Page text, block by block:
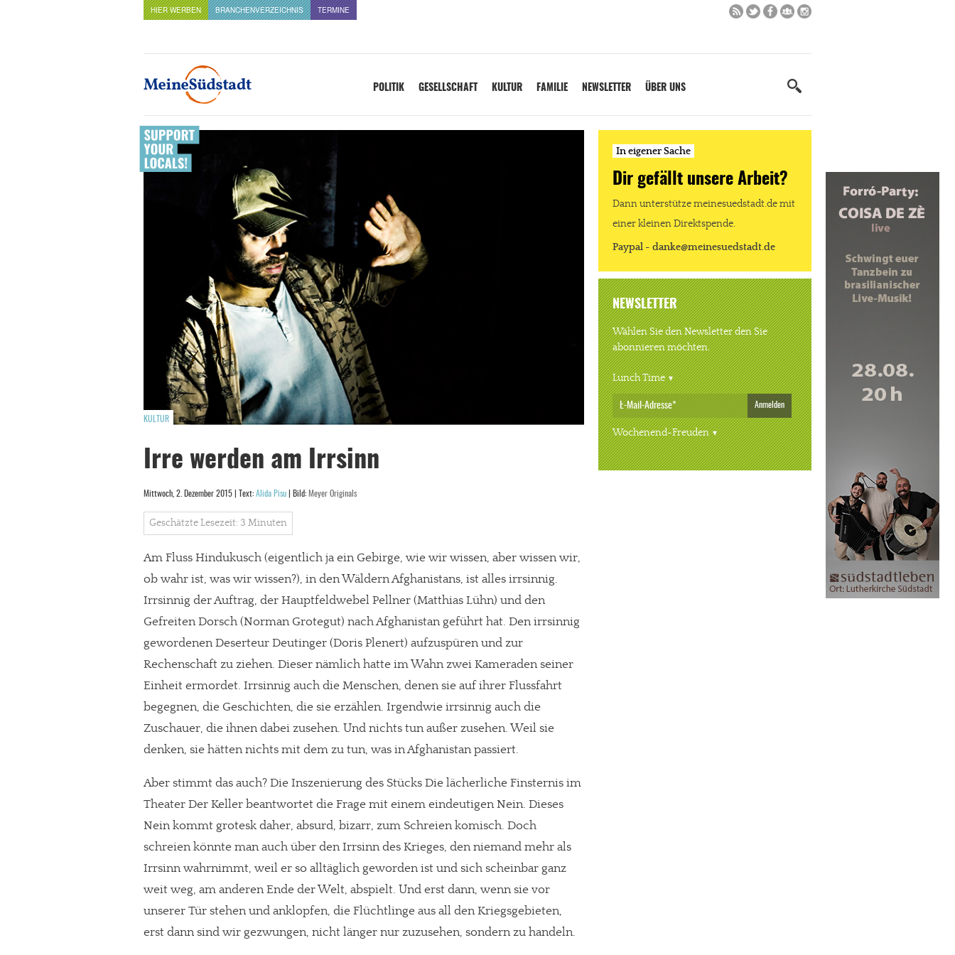
HIER WERBEN BRANCHENVERZEICHNIS TERMINE
POLITIK GESELLSCHAFT KULTUR FAMILIE NEWSLETTER ÜBER UNS
KULTUR
Irre werden am Irrsinn
Mittwoch, 2. Dezember 2015 | Text: Alida Pisu | Bild: Meyer Originals
Geschätzte Lesezeit: 3 Minuten
Am Fluss Hindukusch (eigentlich ja ein Gebirge, wie wir wissen, aber wissen wir,
ob wahr ist, was wir wissen?), in den Wäldern Afghanistans, ist alles irrsinnig.
Irrsinnig der Auftrag, der Hauptfeldwebel Pellner (Matthias Lühn) und den
Gefreiten Dorsch (Norman Grotegut) nach Afghanistan geführt hat. Den irrsinnig
gewordenen Deserteur Deutinger (Doris Plenert) aufzuspüren und zur
Rechenschaft zu ziehen. Dieser nämlich hatte im Wahn zwei Kameraden seiner
Einheit ermordet. Irrsinnig auch die Menschen, denen sie auf ihrer Flussfahrt
begegnen, die Geschichten, die sie erzählen. Irgendwie irrsinnig auch die
Zuschauer, die ihnen dabei zusehen. Und nichts tun außer zusehen. Weil sie
denken, sie hätten nichts mit dem zu tun, was in Afghanistan passiert.
Aber stimmt das auch? Die Inszenierung des Stücks Die lächerliche Finsternis im
Theater Der Keller beantwortet die Frage mit einem eindeutigen Nein. Dieses
Nein kommt grotesk daher, absurd, bizarr, zum Schreien komisch. Doch
schreien könnte man auch über den Irrsinn des Krieges, den niemand mehr als
Irrsinn wahrnimmt, weil er so alltäglich geworden ist und sich scheinbar ganz
weit weg, am anderen Ende der Welt, abspielt. Und erst dann, wenn sie vor
unserer Tür stehen und anklopfen, die Flüchtlinge aus all den Kriegsgebieten,
erst dann sind wir gezwungen, nicht länger nur zuzusehen, sondern zu handeln.
In eigener Sache
Dir gefällt unsere Arbeit?
Dann unterstütze meinesuedstadt.de mit
einer kleinen Direktspende.
Paypal - danke@meinesuedstadt.de
NEWSLETTER
Wählen Sie den Newsletter den Sie
abonnieren möchten.
Lunch Time
Anmelden
Wochenend-Freuden